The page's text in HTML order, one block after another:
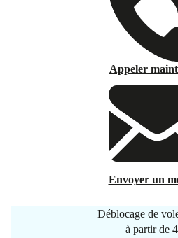
Appeler
Envoyer un
Déblocage de
à partir de